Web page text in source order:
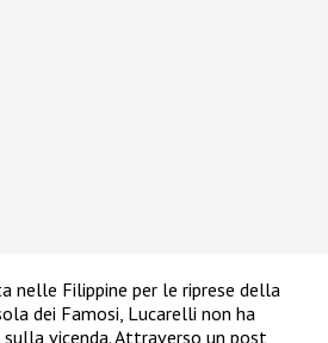
nelle Filippine per le riprese della
dei Famosi, Lucarelli non ha
vicenda. Attraverso un post